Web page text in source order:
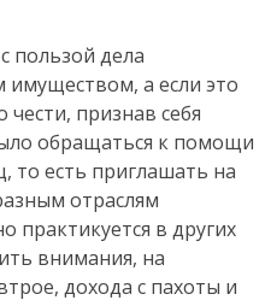
пользой дела
имуществом, а если это
признав себя
обращаться к помощи
то есть приглашать на
отраслям
практикуется в других
внимания, на
дохода с пахоты и